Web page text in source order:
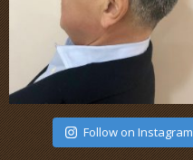
Follow on Instagram